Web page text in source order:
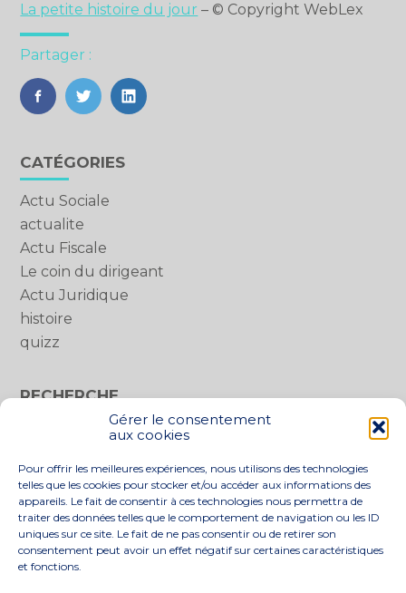
Gérer le consentement
aux cookies
Pour offrir les meilleures expériences, nous utilisons des technologies
telles que les cookies pour stocker et/ou accéder aux informations des
appareils. Le fait de consentir à ces technologies nous permettra de
traiter des données telles que le comportement de navigation ou les ID
uniques sur ce site. Le fait de ne pas consentir ou de retirer son
consentement peut avoir un effet négatif sur certaines caractéristiques
et fonctions.
La petite histoire du jour – © Copyright WebLex
Partager :
FaceBook
TwitterLinkedIn
Blog
sidebar
CATÉGORIES
Actu Sociale
actualite
Actu Fiscale
Le coin du dirigeant
Actu Juridique
histoire
quizz
RECHERCHE
Rechercher :